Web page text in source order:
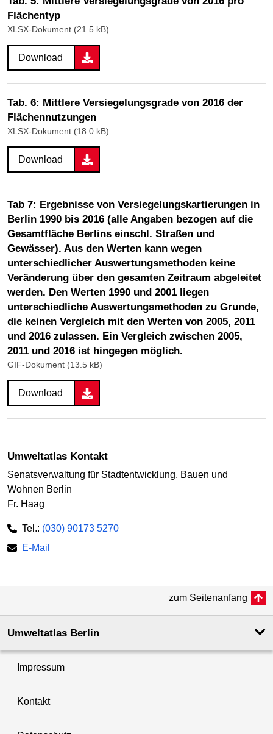
Flächentyp
XLSX-Dokument (21.5 kB)
Download
Tab. 6: Mittlere Versiegelungsgrade von 2016 der
Flächennutzungen
XLSX-Dokument (18.0 kB)
Download
Tab 7: Ergebnisse von Versiegelungskartierungen in
Berlin 1990 bis 2016 (alle Angaben bezogen auf die
Gesamtfläche Berlins einschl. Straßen und
Gewässer). Aus den Werten kann wegen
unterschiedlicher Auswertungsmethoden keine
Veränderung über den gesamten Zeitraum abgeleitet
werden. Den Werten 1990 und 2001 liegen
unterschiedliche Auswertungsmethoden zu Grunde,
die keinen Vergleich mit den Werten von 2005, 2011
und 2016 zulassen. Ein Vergleich zwischen 2005,
2011 und 2016 ist hingegen möglich.
GIF-Dokument (13.5 kB)
Download
Umweltatlas Kontakt
Senatsverwaltung für Stadtentwicklung, Bauen und
Wohnen Berlin
Fr. Haag
Tel.: (030) 90173 5270
E-Mail
zum Seitenanfang
Umweltatlas Berlin
Impressum
Kontakt